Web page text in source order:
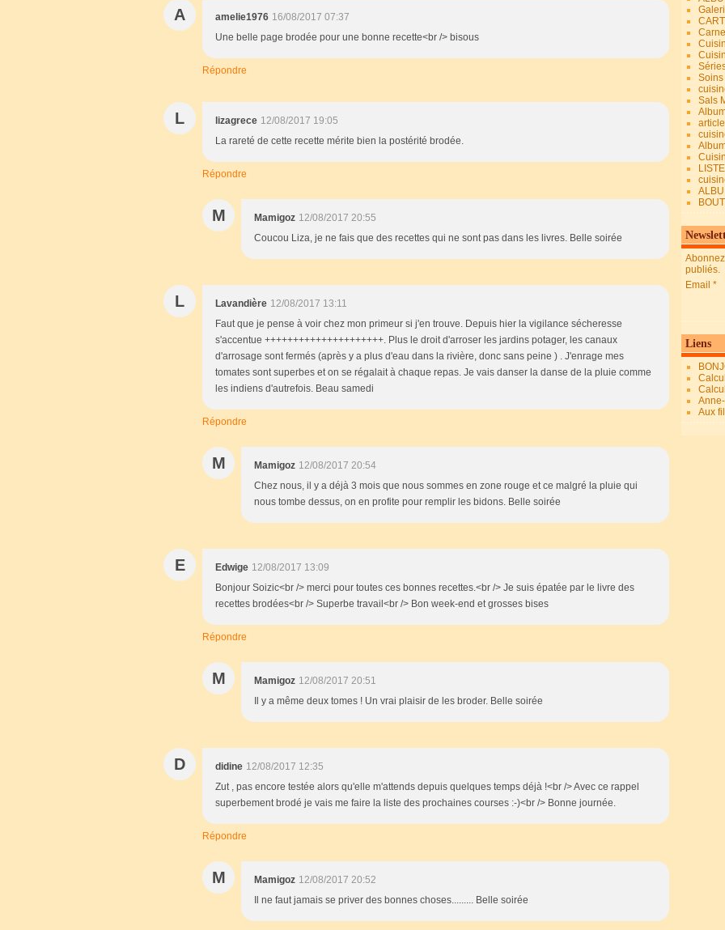
A amelie1976 16/08/2017 07:37
Une belle page brodée pour une bonne recette<br /> bisous
Répondre
L lizagrece 12/08/2017 19:05
La rareté de cette recette mérite bien la postérité brodée.
Répondre
M Mamigoz 12/08/2017 20:55
Coucou Liza, je ne fais que des recettes qui ne sont pas dans les livres. Belle soirée
L Lavandière 12/08/2017 13:11
Faut que je pense à voir chez mon primeur si j'en trouve. Depuis hier la vigilance sécheresse
s'accentue +++++++++++++++++++++. Plus le droit d'arroser les jardins potager, les canaux
d'arrosage sont fermés (après y a plus d'eau dans la rivière, donc sans peine ) . J'enrage mes
tomates sont superbes et on se régalait à chaque repas. Je vais danser la danse de la pluie comme
les indiens d'autrefois. Beau samedi
Répondre
M Mamigoz 12/08/2017 20:54
Chez nous, il y a déjà 3 mois que nous sommes en zone rouge et ce malgré la pluie qui
nous tombe dessus, on en profite pour remplir les bidons. Belle soirée
E Edwige 12/08/2017 13:09
Bonjour Soizic<br /> merci pour toutes ces bonnes recettes.<br /> Je suis épatée par le livre des
recettes brodées<br /> Superbe travail<br /> Bon week-end et grosses bises
Répondre
M Mamigoz 12/08/2017 20:51
Il y a même deux tomes ! Un vrai plaisir de les broder. Belle soirée
D didine 12/08/2017 12:35
Zut , pas encore testée alors qu'elle m'attends depuis quelques temps déjà !<br /> Avec ce rappel
superbement brodé je vais me faire la liste des prochaines courses :-)<br /> Bonne journée.
Répondre
M Mamigoz 12/08/2017 20:52
Il ne faut jamais se priver des bonnes choses......... Belle soirée
Sals
article
publiés.
Email
Liens
Aux